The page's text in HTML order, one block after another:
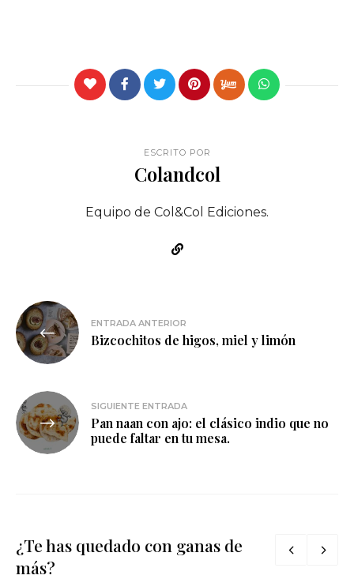
ESCRITO POR
Colandcol
Equipo de Col&Col Ediciones.
Navegación
de
entradas
ENTRADA ANTERIOR
Bizcochitos de higos, miel y limón
SIGUIENTE ENTRADA
Pan naan con ajo: el clásico indio que no
puede faltar en tu mesa.
¿Te has quedado con ganas de
más?